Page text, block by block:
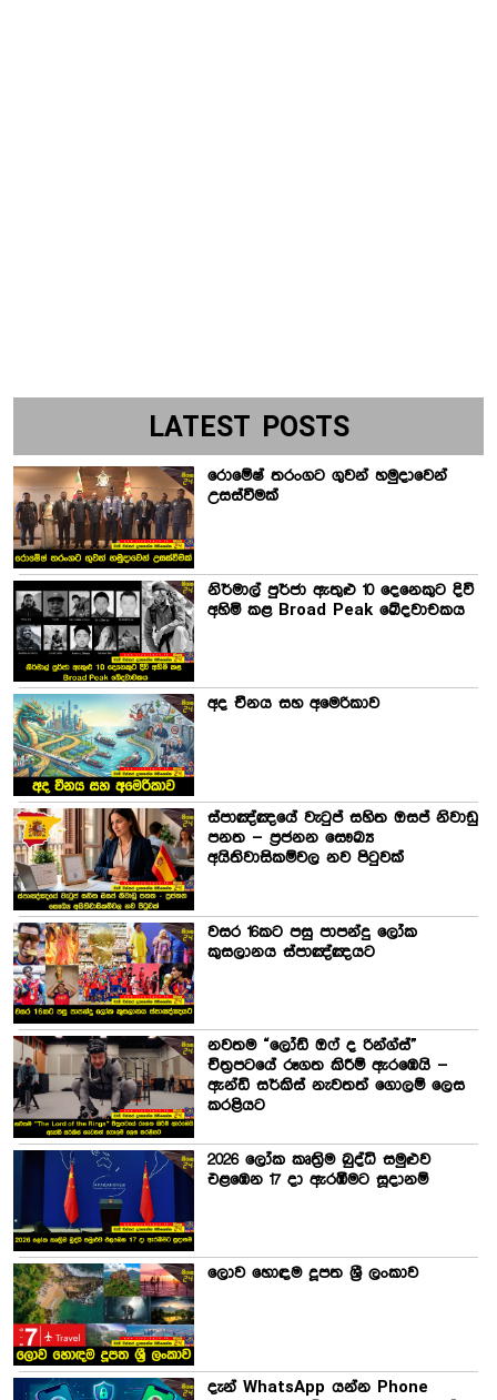
LATEST POSTS
රොමේෂ් තරංගට ගුවන් හමුදාවෙන්
උසස්වීමක්
නිර්මාල් පුර්ජා ඇතුළු 10 දෙනෙකුට දිවි
අහිමි කළ Broad Peak ඛේදවාචකය
අද චීනය සහ අමෙරිකාව
ස්පාඤ්ඤයේ වැටුප් සහිත ඔසප් නිවාඩු
පනත – ප්‍රජනන සෞඛ්‍ය
අයිතිවාසිකම්වල නව පිටුවක්
වසර 16කට පසු පාපන්දු ලෝක
කුසලානය ස්පාඤ්ඤයට
නවතම “ලෝඩ් ඔෆ් ද රින්ග්ස්”
චිත්‍රපටයේ රූගත කිරීම් ඇරඹෙයි –
ඇන්ඩි සර්කිස් නැවතත් ගොලම් ලෙස
කරළියට
2026 ලෝක කෘත්‍රිම බුද්ධි සමුළුව
එළඹෙන 17 දා ඇරඹීමට සූදානම්
ලොව හොඳම දූපත ශ්‍රී ලංකාව
දැන් WhatsApp යන්න Phone